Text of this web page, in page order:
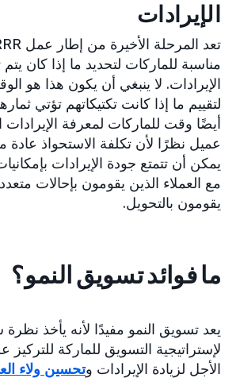
الإيرادات
مناسبة للماركات لتحديد ما إذا كان
الإيرادات. لا ينبغي أن يكون هذا هو
لتقييم ما إذا كانت تكتيكاتهم تؤتي
أيضًا وقت للماركات لمعرفة الإيرادات
عميل نظرًا لأن تكلفة الاستحواذ عادة
يمكن أن تتمتع جودة الإيرادات
مع العملاء الذين يقومون بإحالات
يقومون بالتحويل.
ما فوائد تسويق النمو؟
يعد تسويق النمو مفيدًا لأنه يأخذ نظرة
لإستراتيجية التسويق للماركة
الأجل لزيادة الإيرادات وتحسين ولاء